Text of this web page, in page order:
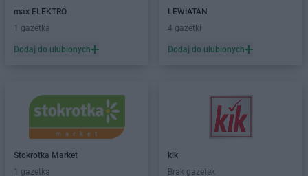
JYSK Gliwice
JYSK Głogów
Gniezno
Gorlice
JYSK Gorzów Wielkopolski
JYSK Gostyń
JYSK Gostynin
JYSK Grajewo
max ELEKTRO
1 gazetka
Dodaj do ulubionych
LEWIATAN
4 gazetki
Dodaj do ulubionych
Stokrotka Market
1 gazetka
kik
Brak gazetek